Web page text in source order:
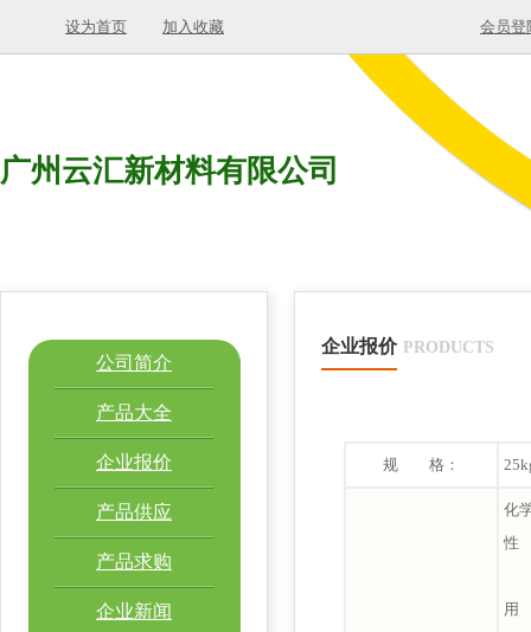
设为首页 加入收藏 会员登
广州云汇新材料有限公司
公司简介
产品大全
企业报价
产品供应
产品求购
企业新闻
企业报价 PRODUCTS
规 格：
化
性
用